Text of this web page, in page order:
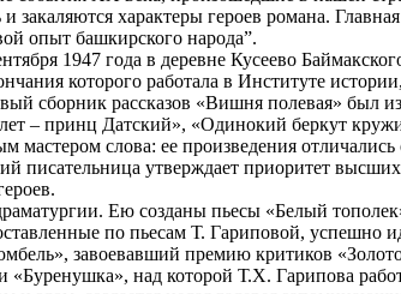
характеры героев романа.
опыт башкирского народа”.
1947 года в деревне Кусеево
которого работала в Институте
сборник рассказов «Вишня полевая» был
– принц Датский», «Одинокий беркут
мастером слова: ее произведения
писательница утверждает приоритет
Ею созданы пьесы «Белый
по пьесам Т. Гариповой, успешно
завоевавший премию критиков
над которой Т.Х. Гарипова